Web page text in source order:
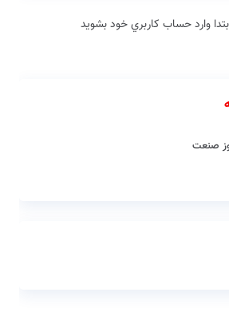
وارد حساب كاربري خود بشويد
صنعت